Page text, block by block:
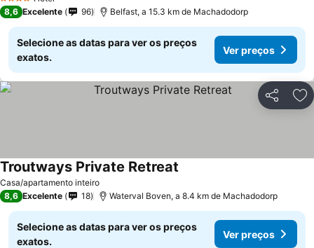
4 Estrelas
8,6 Excelente 96 Belfast, a 15.3 km de Machadodorp
Selecione as datas para ver os preços
exatos.
Ver preços
Partilhar
Casa/apartamento inteiro
Troutways Private Retreat
8,6 Excelente 18 Waterval Boven, a 8.4 km de Machadodorp
Selecione as datas para ver os preços
exatos.
Ver preços